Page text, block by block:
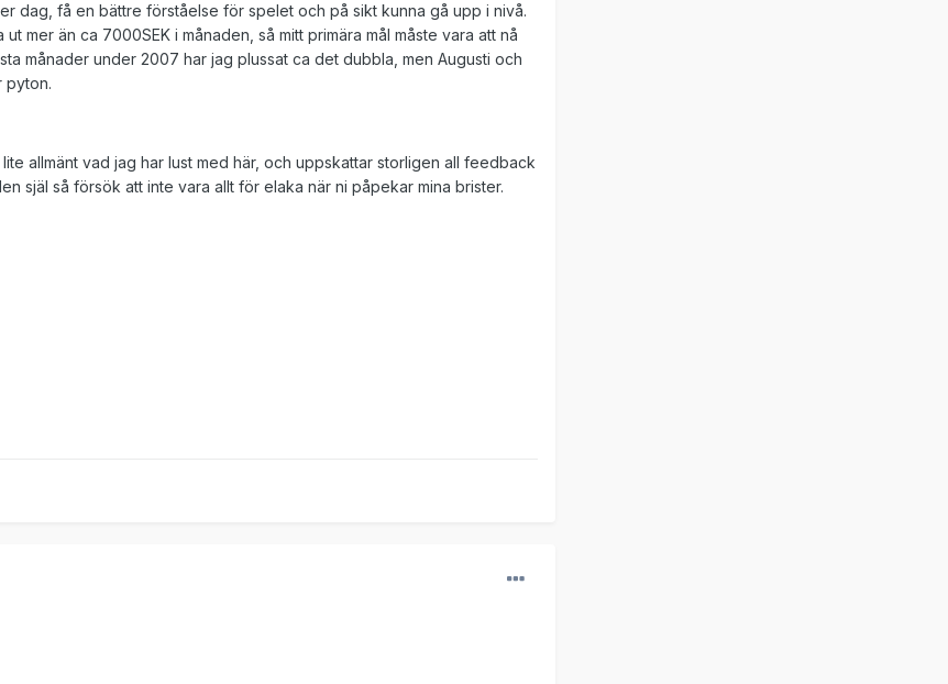
dag, få en bättre förståelse för spelet och på sikt kunna gå upp i nivå.
mer än ca 7000SEK i månaden, så mitt primära mål måste vara att nå
månader under 2007 har jag plussat ca det dubbla, men Augusti och
pyton.
allmänt vad jag har lust med här, och uppskattar storligen all feedback
själ så försök att inte vara allt för elaka när ni påpekar mina brister.